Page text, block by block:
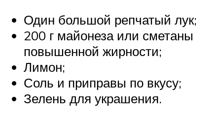
Один большой репчатый лук;
200 г майонеза или сметаны
повышенной жирности;
Лимон;
Соль и приправы по вкусу;
Зелень для украшения.